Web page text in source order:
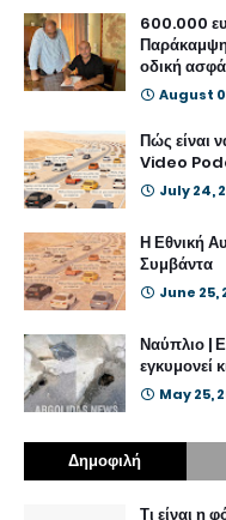
600.000
οδική
August
Πώς είναι
Video
July 24,
Η Εθνική
Συμβάντα
June 25,
Ναύπλιο |
εγκυμονεί
May 25,
Δημοφιλή
Τι είναι η